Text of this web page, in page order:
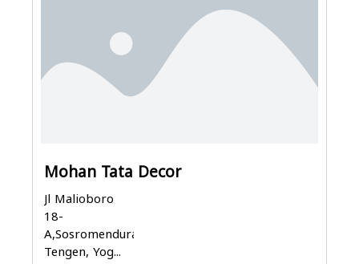
Mohan Tata Decor
Jl Malioboro
18-
A,Sosromenduran,Gedong
Tengen, Yog...